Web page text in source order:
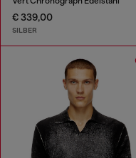
€ 339,00
SILBER